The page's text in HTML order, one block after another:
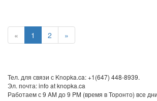
« 1 2 »
Тел. для связи с Knopka.ca: +1(647) 448-8939.
Эл. почта: info at knopka.ca
Работаем с 9 AM до 9 PM (время в Торонто) все